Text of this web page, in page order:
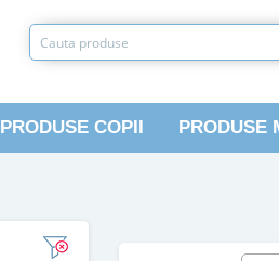
PRODUSE COPII PRODUSE